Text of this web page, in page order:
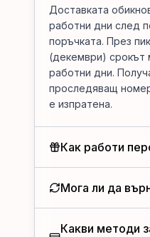
Доставката
работни дни след
поръчката. През
(декември)
работни дни.
проследяващ
е изпратена.
Как работи
Мога ли да
Какви методи